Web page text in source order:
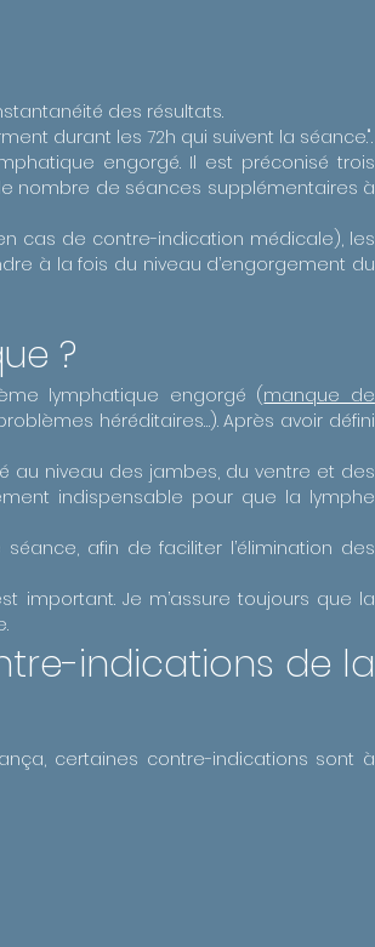
des résultats.
durant les 72h qui suivent la séance.".
engorgé. Il est préconisé trois
nombre de séances supplémentaires à
cas de contre-indication médicale), les
à la fois du niveau d’engorgement du
?
lymphatique engorgé (manque de
héréditaires…). Après avoir défini
au niveau des jambes, du ventre et des
indispensable pour que la lymphe
afin de faciliter l’élimination des
important. Je m’assure toujours que la
indications de la
certaines contre-indications sont à